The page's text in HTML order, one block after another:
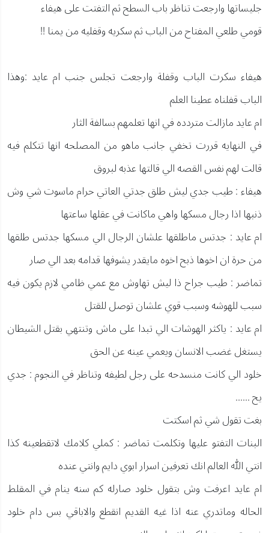
جليساتها وارجعت تناظر باب السطح ثم التفتت على هيفاء
قومي طلعي المفتاح من الباب ثم سكريه وقفليه من يمنا !!
هيفاء سكرت الباب وقفلة وارجعت تجلس جنب ام عايد :وهذا
الباب قفلناه عطينا العلم
ام عايد مازالت متردده في انها تعلمهم بسالفة الثار
في النهايه قررت تخفي جانب ماهو من المصلحه انها تتكلم فيه
قالت لهم نفس القصه الي قالتها عذبه لبروق
هيفاء : طيب جدي ليش طلق جدتي العاتي حرام ماسوت شي وش
ذنبها اذا رجال مسكها واهي ماكانت في عقلها ساعتها
ام عايد : جدتس ماطلقها علشان الرجال الي مسكها جدتس طلقها
من حرة ان اخوها ذبح اخوه مايقدر يشوفها قدامه بعد الي صار
تماضر : طيب جراح ذا ليش تهاوش مع عمي ظامي لازم يكون فيه
سبب للهوشه وسبب قوي علشان توصل للقتل
ام عايد : ياكثر الهوشات الي تبدا على ماش وتنتهي بقتل الشيطان
يستغل غضب الانسان ويعمي عينه عن الحق
خلود الي كانت منسدحه على رجل لطيفه وتناظر في النجوم : جدي
يح ......
بغت تقول شي ثم اسكتت
البنات التفتو عليها وتكلمت تماضر : كملي كلامك لاتقطعينه كذا
انتي الله العالم انك تعرفين اسرار ابوي دايم وانتي عنده
ام عايد اعرفت وش بتقول خلود صارله كم سنه ينام في المقلط
الحاله وماتدري عنه اذا غيه القديم انقطع والاباقي بس دام خلود